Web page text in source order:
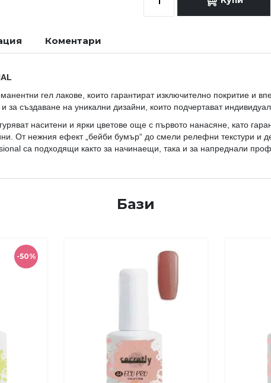
гел лакове, които гарантират изключително покритие и
за създаване на уникални дизайни, които подчертават
наситени и ярки цветове още с първото нанасяне, като
От нежния ефект „бейби бумър“ до смели релефни текстури и
са подходящи както за начинаещи, така и за напреднали
Коментари
Бази
-50%